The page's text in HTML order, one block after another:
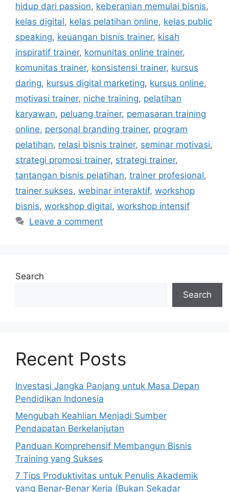
hidup dari passion, keberanian memulai bisnis,
kelas digital, kelas pelatihan online, kelas public
speaking, keuangan bisnis trainer, kisah
inspiratif trainer, komunitas online trainer,
komunitas trainer, konsistensi trainer, kursus
daring, kursus digital marketing, kursus online,
motivasi trainer, niche training, pelatihan
karyawan, peluang trainer, pemasaran training
online, personal branding trainer, program
pelatihan, relasi bisnis trainer, seminar motivasi,
strategi promosi trainer, strategi trainer,
tantangan bisnis pelatihan, trainer profesional,
trainer sukses, webinar interaktif, workshop
bisnis, workshop digital, workshop intensif
Leave a comment
Search
Search
Recent Posts
Investasi Jangka Panjang untuk Masa Depan
Pendidikan Indonesia
Mengubah Keahlian Menjadi Sumber
Pendapatan Berkelanjutan
Panduan Komprehensif Membangun Bisnis
Training yang Sukses
7 Tips Produktivitas untuk Penulis Akademik
yang Benar-Benar Kerja (Bukan Sekadar